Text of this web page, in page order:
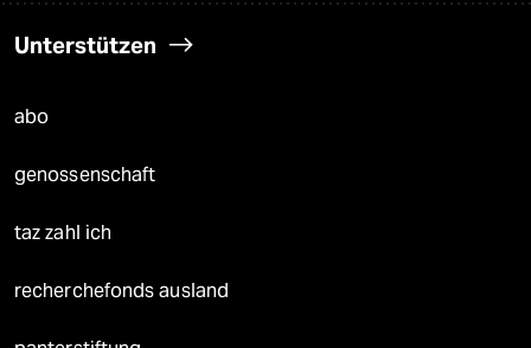
Unterstützen
abo
genossenschaft
taz zahl ich
recherchefonds ausland